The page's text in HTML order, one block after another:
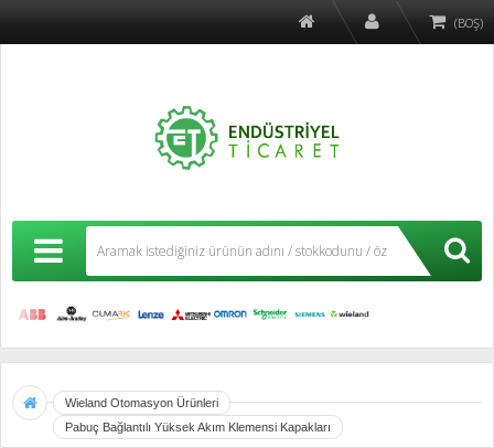
(BOŞ)
Wieland Otomasyon Ürünleri
Pabuç Bağlantılı Yüksek Akım Klemensi Kapakları